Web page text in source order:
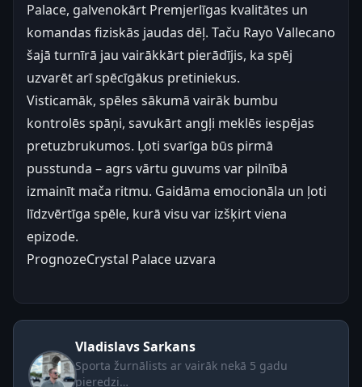
Palace, galvenokārt Premjerlīgas kvalitātes un
komandas fiziskās jaudas dēļ. Taču Rayo Vallecano
šajā turnīrā jau vairākkārt pierādījis, ka spēj
uzvarēt arī spēcīgākus pretiniekus.
Visticamāk, spēles sākumā vairāk bumbu
kontrolēs spāņi, savukārt angļi meklēs iespējas
pretuzbrukumos. Ļoti svarīga būs pirmā
pusstunda – agrs vārtu guvums var pilnībā
izmainīt mača ritmu. Gaidāma emocionāla un ļoti
līdzvērtīga spēle, kurā visu var izšķirt viena
epizode.
PrognozeCrystal Palace uzvara
Vladislavs Sarkans
Sporta žurnālists ar vairāk nekā 5 gadu
pieredzi…